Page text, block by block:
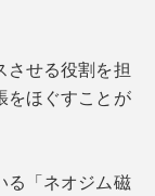
させる役割を担
をほぐすことが
る「ネオジム磁